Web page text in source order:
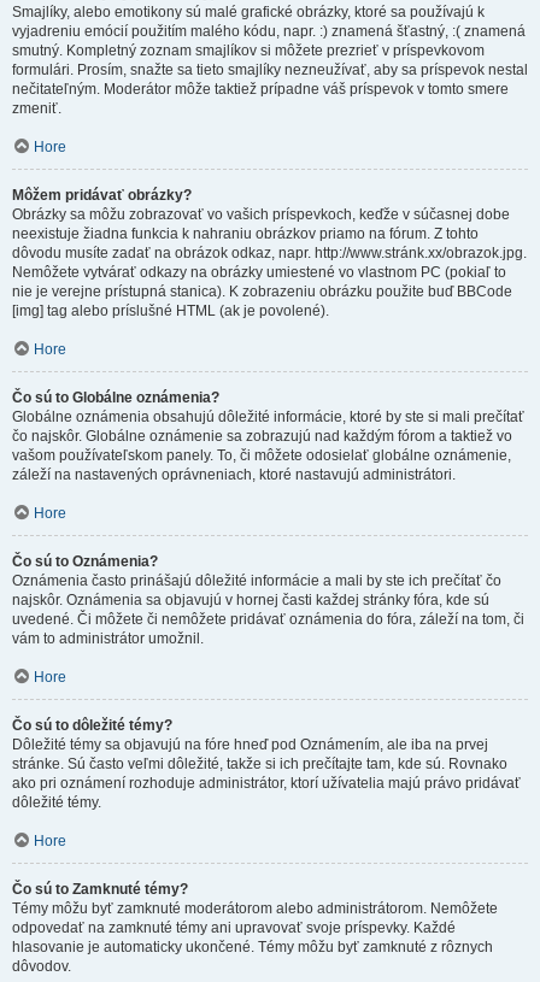
Smajlíky, alebo emotikony sú malé grafické obrázky, ktoré sa používajú k
vyjadreniu emócií použitím malého kódu, napr. :) znamená šťastný, :( znamená
smutný. Kompletný zoznam smajlíkov si môžete prezrieť v príspevkovom
formulári. Prosím, snažte sa tieto smajlíky nezneužívať, aby sa príspevok nestal
nečitateľným. Moderátor môže taktiež prípadne váš príspevok v tomto smere
zmeniť.
Hore
Môžem pridávať obrázky?
Obrázky sa môžu zobrazovať vo vašich príspevkoch, keďže v súčasnej dobe
neexistuje žiadna funkcia k nahraniu obrázkov priamo na fórum. Z tohto
dôvodu musíte zadať na obrázok odkaz, napr. http://www.stránk.xx/obrazok.jpg.
Nemôžete vytvárať odkazy na obrázky umiestené vo vlastnom PC (pokiaľ to
nie je verejne prístupná stanica). K zobrazeniu obrázku použite buď BBCode
[img] tag alebo príslušné HTML (ak je povolené).
Hore
Čo sú to Globálne oznámenia?
Globálne oznámenia obsahujú dôležité informácie, ktoré by ste si mali prečítať
čo najskôr. Globálne oznámenie sa zobrazujú nad každým fórom a taktiež vo
vašom používateľskom panely. To, či môžete odosielať globálne oznámenie,
záleží na nastavených oprávneniach, ktoré nastavujú administrátori.
Hore
Čo sú to Oznámenia?
Oznámenia často prinášajú dôležité informácie a mali by ste ich prečítať čo
najskôr. Oznámenia sa objavujú v hornej časti každej stránky fóra, kde sú
uvedené. Či môžete či nemôžete pridávať oznámenia do fóra, záleží na tom, či
vám to administrátor umožnil.
Hore
Čo sú to dôležité témy?
Dôležité témy sa objavujú na fóre hneď pod Oznámením, ale iba na prvej
stránke. Sú často veľmi dôležité, takže si ich prečítajte tam, kde sú. Rovnako
ako pri oznámení rozhoduje administrátor, ktorí užívatelia majú právo pridávať
dôležité témy.
Hore
Čo sú to Zamknuté témy?
Témy môžu byť zamknuté moderátorom alebo administrátorom. Nemôžete
odpovedať na zamknuté témy ani upravovať svoje príspevky. Každé
hlasovanie je automaticky ukončené. Témy môžu byť zamknuté z rôznych
dôvodov.